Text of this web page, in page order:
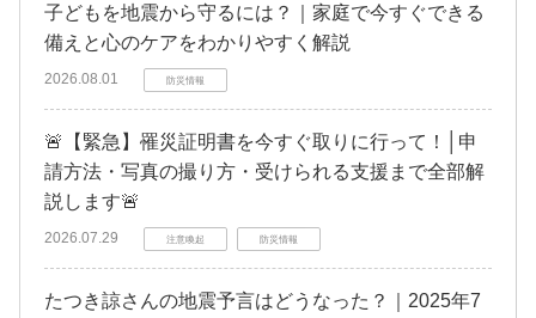
子どもを地震から守るには？｜家庭で今すぐできる
備えと心のケアをわかりやすく解説
2026.08.01 防災情報
🚨【緊急】罹災証明書を今すぐ取りに行って！│申
請方法・写真の撮り方・受けられる支援まで全部解
説します🚨
2026.07.29 注意喚起 防災情報
たつき諒さんの地震予言はどうなった？｜2025年7